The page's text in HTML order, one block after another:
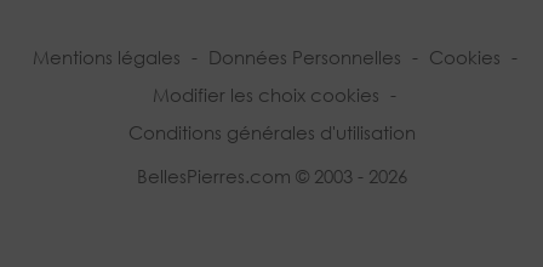
Mentions légales - Données Personnelles - Cookies -
Modifier les choix cookies -
Conditions générales d'utilisation
BellesPierres.com © 2003 - 2026